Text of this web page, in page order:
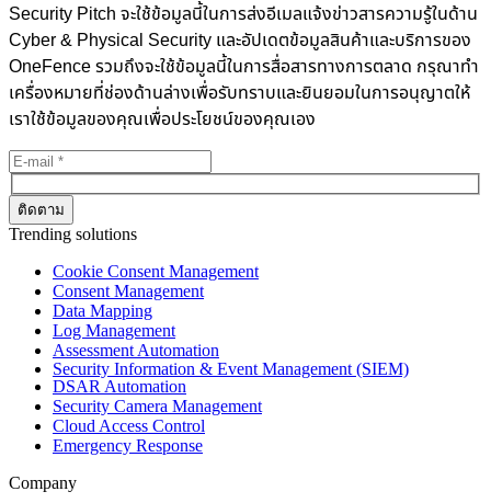
Security Pitch จะใช้ข้อมูลนี้ในการส่งอีเมลแจ้งข่าวสารความรู้ในด้าน
Cyber & Physical Security และอัปเดตข้อมูลสินค้าและบริการของ
OneFence รวมถึงจะใช้ข้อมูลนี้ในการสื่อสารทางการตลาด กรุณาทำ
เครื่องหมายที่ช่องด้านล่างเพื่อรับทราบและยินยอมในการอนุญาตให้
เราใช้ข้อมูลของคุณเพื่อประโยชน์ของคุณเอง
Trending solutions
Cookie Consent Management
Consent Management
Data Mapping
Log Management
Assessment Automation
Security Information & Event Management (SIEM)
DSAR Automation
Security Camera Management
Cloud Access Control
Emergency Response
Company